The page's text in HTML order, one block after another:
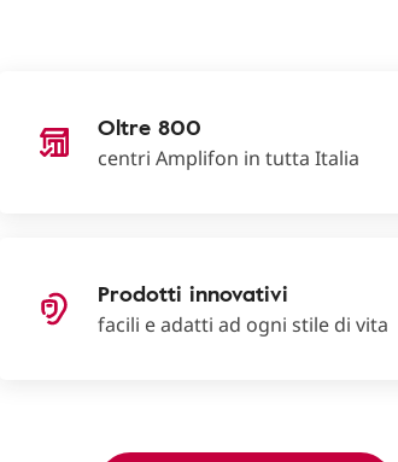
Oltre 800
centri Amplifon in tutta Italia
Prodotti innovativi
facili e adatti ad ogni stile di vita